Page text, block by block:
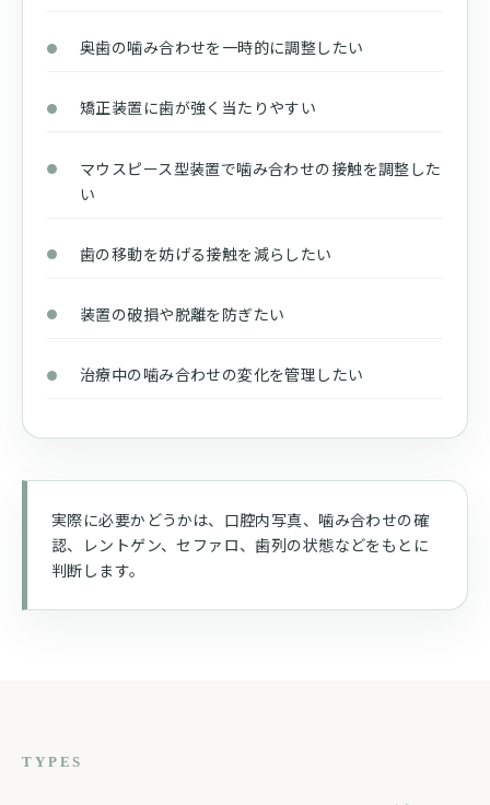
奥歯の噛み合わせを一時的に調整したい
矯正装置に歯が強く当たりやすい
マウスピース型装置で噛み合わせの接触を調整した
い
歯の移動を妨げる接触を減らしたい
装置の破損や脱離を防ぎたい
治療中の噛み合わせの変化を管理したい
実際に必要かどうかは、口腔内写真、噛み合わせの確
認、レントゲン、セファロ、歯列の状態などをもとに
判断します。
TYPES